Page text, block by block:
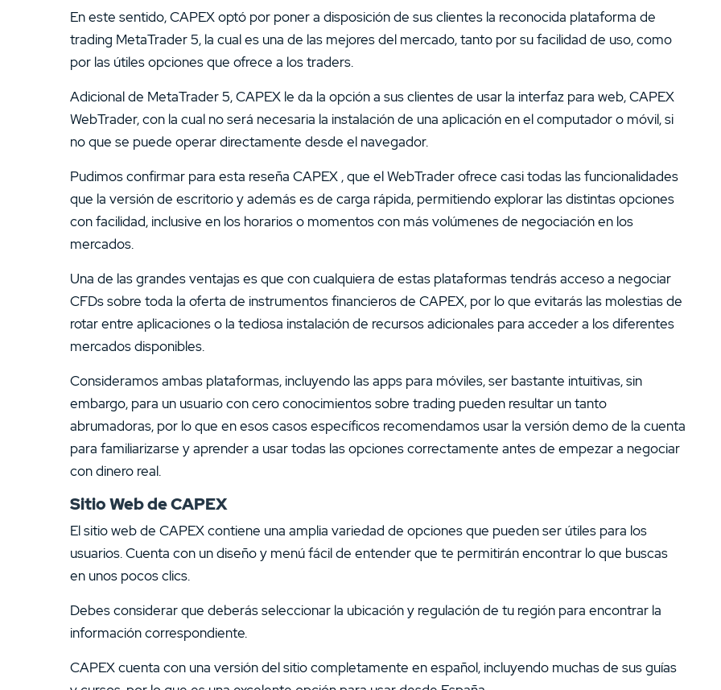
En este sentido, CAPEX optó por poner a disposición de sus clientes la reconocida plataforma de
trading MetaTrader 5, la cual es una de las mejores del mercado, tanto por su facilidad de uso, como
por las útiles opciones que ofrece a los traders.
Adicional de MetaTrader 5, CAPEX le da la opción a sus clientes de usar la interfaz para web, CAPEX
WebTrader, con la cual no será necesaria la instalación de una aplicación en el computador o móvil, si
no que se puede operar directamente desde el navegador.
Pudimos confirmar para esta reseña CAPEX , que el WebTrader ofrece casi todas las funcionalidades
que la versión de escritorio y además es de carga rápida, permitiendo explorar las distintas opciones
con facilidad, inclusive en los horarios o momentos con más volúmenes de negociación en los
mercados.
Una de las grandes ventajas es que con cualquiera de estas plataformas tendrás acceso a negociar
CFDs sobre toda la oferta de instrumentos financieros de CAPEX, por lo que evitarás las molestias de
rotar entre aplicaciones o la tediosa instalación de recursos adicionales para acceder a los diferentes
mercados disponibles.
Consideramos ambas plataformas, incluyendo las apps para móviles, ser bastante intuitivas, sin
embargo, para un usuario con cero conocimientos sobre trading pueden resultar un tanto
abrumadoras, por lo que en esos casos específicos recomendamos usar la versión demo de la cuenta
para familiarizarse y aprender a usar todas las opciones correctamente antes de empezar a negociar
con dinero real.
Sitio Web de CAPEX
El sitio web de CAPEX contiene una amplia variedad de opciones que pueden ser útiles para los
usuarios. Cuenta con un diseño y menú fácil de entender que te permitirán encontrar lo que buscas
en unos pocos clics.
Debes considerar que deberás seleccionar la ubicación y regulación de tu región para encontrar la
información correspondiente.
CAPEX cuenta con una versión del sitio completamente en español, incluyendo muchas de sus guías